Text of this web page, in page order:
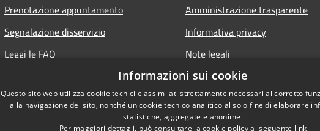
Prenotazione appuntamento
Segnalazione disservizio
Leggi le FAQ
Amministrazione trasparente
Informativa privacy
Note legali
Dichiarazione di accessibilità
Informazioni sui cookie
Questo sito web utilizza cookie tecnici e assimilati strettamente necessari al corretto
alla navigazione del sito, nonché un cookie tecnico analitico al solo fine di elaborare
statistiche, aggregate e anonime.
Per maggiori dettagli, può consultare la cookie policy al seguente link